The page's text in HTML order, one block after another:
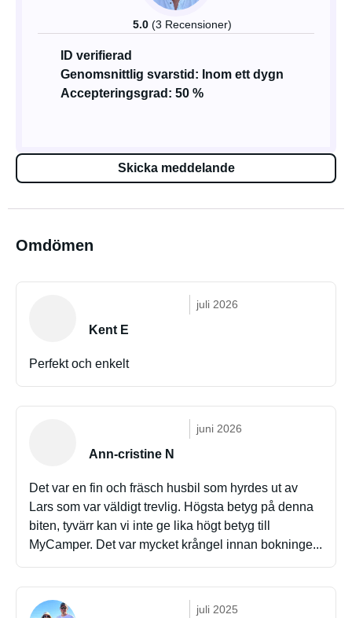
5.0 (3 Recensioner)
ID verifierad
Genomsnittlig svarstid: Inom ett dygn
Accepteringsgrad: 50 %
Skicka meddelande
Omdömen
juli 2026
Kent E
Perfekt och enkelt
juni 2026
Ann-cristine N
Det var en fin och fräsch husbil som hyrdes ut av
Lars som var väldigt trevlig. Högsta betyg på denna
biten, tyvärr kan vi inte ge lika högt betyg till
MyCamper. Det var mycket krångel innan bokninge...
juli 2025